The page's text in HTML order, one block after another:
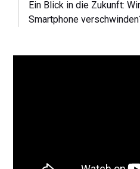
Ein Blick in die Zukunft:
Smartphone